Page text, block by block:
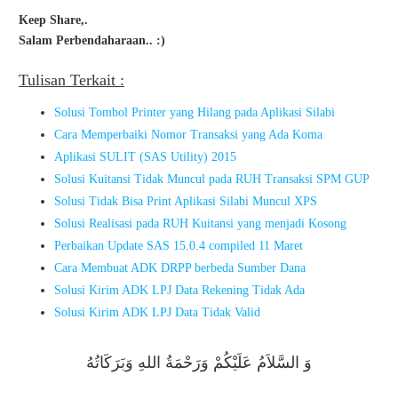
Keep Share,.
Salam Perbendaharaan.. :)
Tulisan Terkait :
Solusi Tombol Printer yang Hilang pada Aplikasi Silabi
Cara Memperbaiki Nomor Transaksi yang Ada Koma
Aplikasi SULIT (SAS Utility) 2015
Solusi Kuitansi Tidak Muncul pada RUH Transaksi SPM GUP
Solusi Tidak Bisa Print Aplikasi Silabi Muncul XPS
Solusi Realisasi pada RUH Kuitansi yang menjadi Kosong
Perbaikan Update SAS 15.0.4 compiled 11 Maret
Cara Membuat ADK DRPP berbeda Sumber Dana
Solusi Kirim ADK LPJ Data Rekening Tidak Ada
Solusi Kirim ADK LPJ Data Tidak Valid
وَ السَّلاَمُ عَلَيْكُمْ وَرَحْمَةُ اللهِ وَبَرَكَاتُهُ